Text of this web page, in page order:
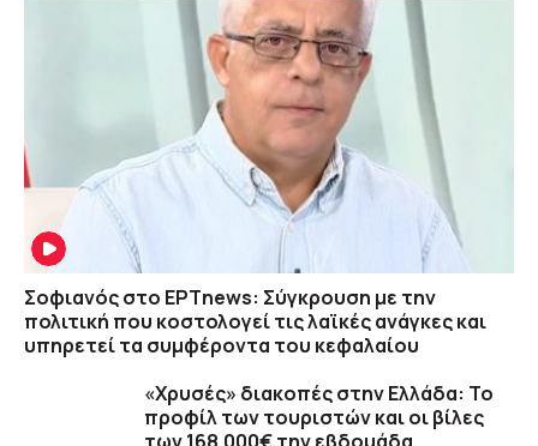
Σοφιανός στο ΕΡΤnews: Σύγκρουση με την
πολιτική που κοστολογεί τις λαϊκές ανάγκες και
υπηρετεί τα συμφέροντα του κεφαλαίου
«Χρυσές» διακοπές στην Ελλάδα: Το
προφίλ των τουριστών και οι βίλες